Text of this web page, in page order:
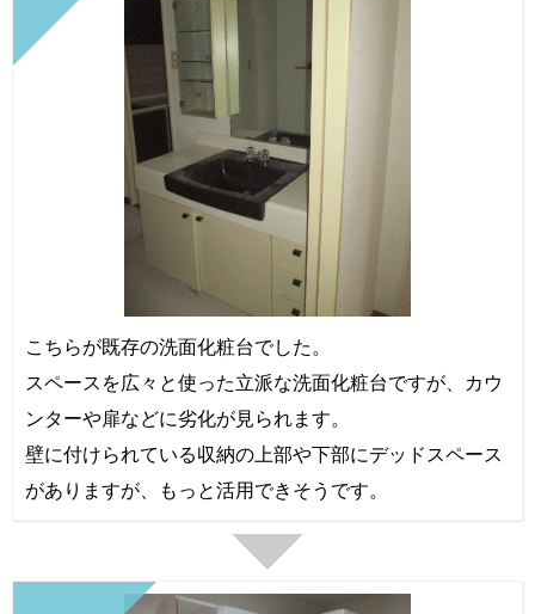
こちらが既存の洗面化粧台でした。
スペースを広々と使った立派な洗面化粧台ですが、カウ
ンターや扉などに劣化が見られます。
壁に付けられている収納の上部や下部にデッドスペース
がありますが、もっと活用できそうです。